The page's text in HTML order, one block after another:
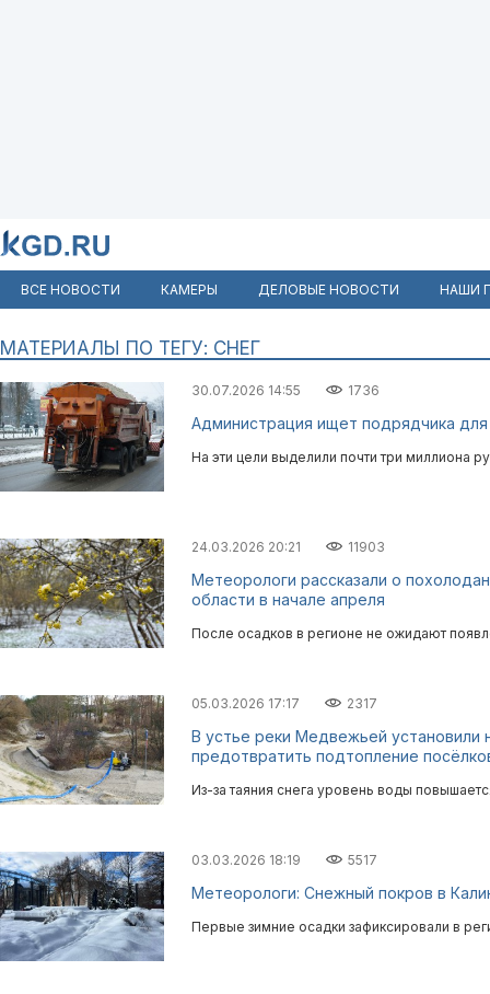
ВСЕ НОВОСТИ КАМЕРЫ ДЕЛОВЫЕ НОВОСТИ НАШИ
МАТЕРИАЛЫ ПО ТЕГУ: СНЕГ
30.07.2026 14:55 1736
Администрация ищет подрядчика для
На эти цели выделили почти три миллиона
24.03.2026 20:21 11903
Метеорологи рассказали о
области в начале апреля
После осадков в регионе не ожидают
05.03.2026 17:17 2317
В устье реки Медвежьей установили
предотвратить подтопление
Из-за таяния снега уровень воды
03.03.2026 18:19 5517
Метеорологи: Снежный покров в
Первые зимние осадки зафиксировали в